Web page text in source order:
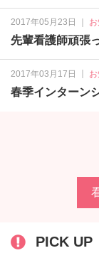
2017年05月23日 ｜
先輩看護師頑張
2017年03月17日
春季インターン
PICK UP